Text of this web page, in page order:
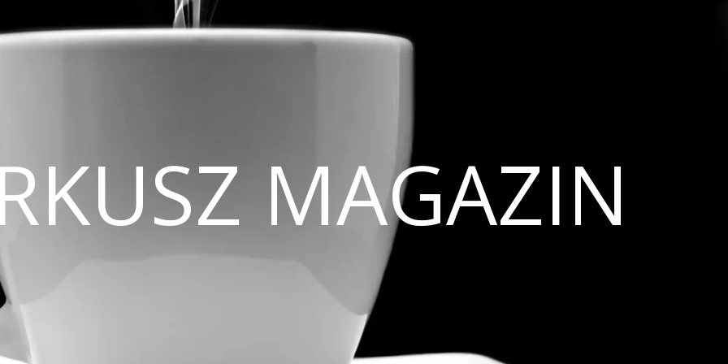
MAGAZIN